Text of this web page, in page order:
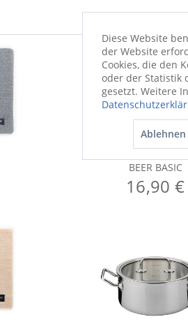
Biertulpen-
BEER BASIC
16,90 €
Diese Website
der Website
Cookies, die den
oder der Statistik
gesetzt. Weitere
Ablehnen